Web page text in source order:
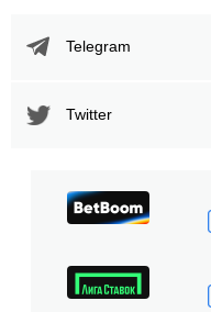
Telegram
Twitter